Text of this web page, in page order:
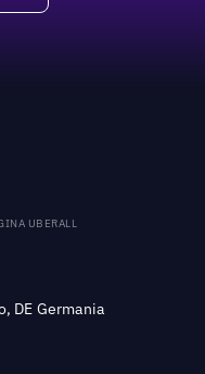
UBERALL
DE Germania